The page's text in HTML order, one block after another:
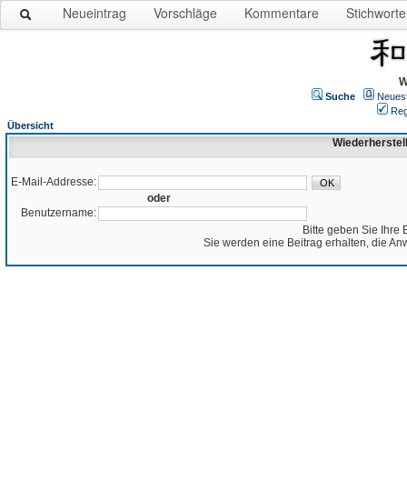
Neueintrag Vorschläge Kommentare Stichworte
Suche
Übersicht
E-Mail-Addresse:
oder
Benutzername:
Bitte geben Sie Ihre
Sie werden eine Beitrag erhalten, die